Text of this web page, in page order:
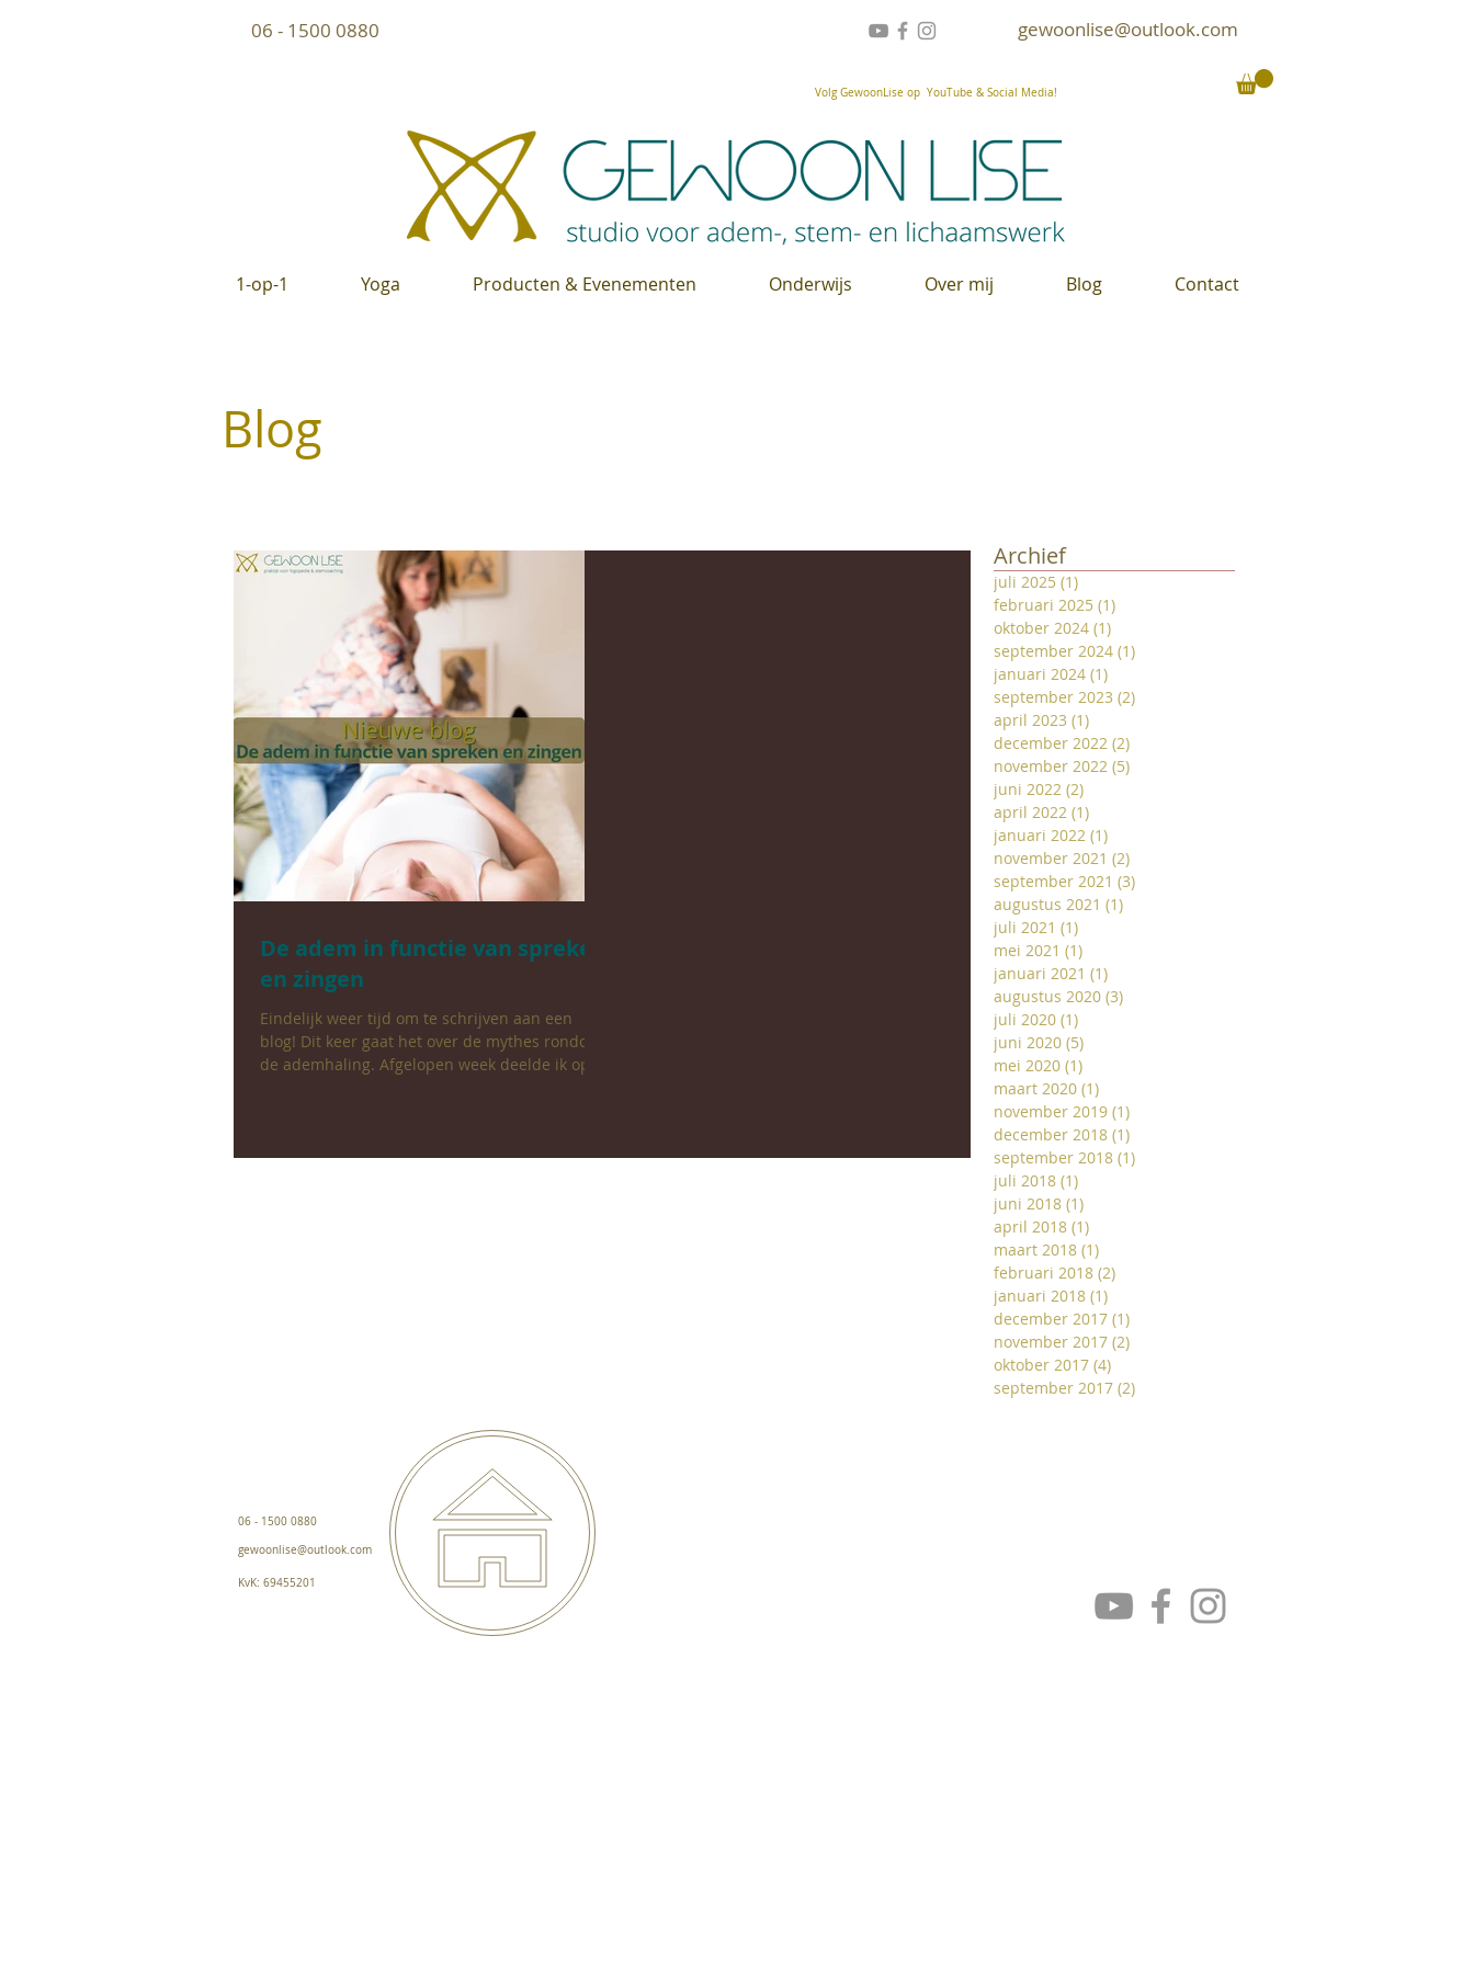
06 - 1500 0880 gewoonlise@outlook.com
Volg GewoonLise op YouTube & Social Media!
1-op-1 Yoga Producten & Evenementen Onderwijs Over mij Blog Contact
Blog
De adem in functie van spreken
en zingen
Eindelijk weer tijd om te schrijven aan een
blog! Dit keer gaat het over de mythes rondom
de ademhaling. Afgelopen week deelde ik op
Archief
juli 2025 (1)
februari 2025 (1)
oktober 2024 (1)
september 2024 (1)
januari 2024 (1)
september 2023 (2)
april 2023 (1)
december 2022 (2)
november 2022 (5)
juni 2022 (2)
april 2022 (1)
januari 2022 (1)
november 2021 (2)
september 2021 (3)
augustus 2021 (1)
juli 2021 (1)
mei 2021 (1)
januari 2021 (1)
augustus 2020 (3)
juli 2020 (1)
juni 2020 (5)
mei 2020 (1)
maart 2020 (1)
november 2019 (1)
december 2018 (1)
september 2018 (1)
juli 2018 (1)
juni 2018 (1)
april 2018 (1)
maart 2018 (1)
februari 2018 (2)
januari 2018 (1)
december 2017 (1)
november 2017 (2)
oktober 2017 (4)
september 2017 (2)
06 - 1500 0880
gewoonlise@outlook.com
KvK: 69455201